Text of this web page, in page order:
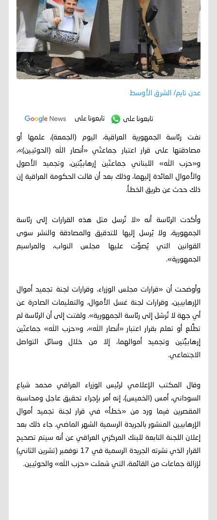
عدن تايم/ الشرق الأوسط
تابعونا على تابعونا على
نفت رئاسة الجمهورية العراقية، اليوم (الجمعة)، علمها أو
مصادقتها على قرار اعتبار جماعتَي «أنصار الله (الحوثيين)»،
و«حزب الله» اللبناني جماعتَين إرهابيَّتين، وتجميد الأصول
والأموال العائدة إليهما، وذلك بعد أن قالت الحكومة العراقية إن
ذلك حدث عن طريق الخطأ.
وأكدت الرئاسة أنه «لا تُرسل مثل هذه القرارات إلى رئاسة
الجمهورية، ولا يُرسل إليها للتدقيق والمصادقة والنشر سوى
القوانين التي يُصوِّت عليها مجلس النواب، والمراسيم
الجمهورية».
وأوضحت أن «قرارات مجلس الوزراء، وقرارات لجنة تجميد أموال
الإرهابيين، وقرارات لجنة غسل الأموال، والتعليمات الصادرة عن
أي جهة لا تُرسَل إلى رئاسة الجمهورية». ولفتت إلى أن الرئاسة لم
تطَّلع أو تعلم بقرار اعتبار «أنصار الله»، و«حزب الله» جماعتَين
إرهابيَّتين وتجميد أموالهما، إلا من خلال وسائل التواصل
الاجتماعي.
وقال المكتب الإعلامي لرئيس الوزراء العراقي محمد شياع
السوداني، أمس (الخميس)، إنه أمر بإجراء تحقيق عاجل ومحاسبة
المقصرين فيما ورد من «خطأ» في قرار لجنة تجميد أموال
الإرهابيين المنشور بالجريدة الرسمية الشهر الماضي. جاء ذلك بعد
إعلان اللجنة التابعة للبنك المركزي العراقي عن أنه سيتم تصحيح
القرار الذي نشرته الجريدة الرسمية في 17 نوفمبر (تشرين الثاني)
لإزالة جماعات من القائمة، التي شملت «حزب الله» والحوثيين.